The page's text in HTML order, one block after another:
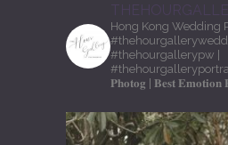
Hong Kong Wedding
#thehourgallerypw |
𝐏𝐡𝐨𝐭𝐨𝐠 | 𝐁𝐞𝐬𝐭 𝐄𝐦𝐨𝐭𝐢𝐨𝐧